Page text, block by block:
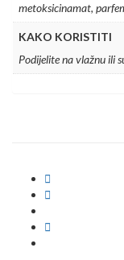
metoksicinamat,
KAKO KORISTITI
Podijelite na vlažnu ili